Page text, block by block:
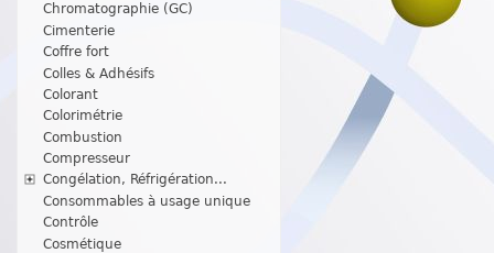
Chromatographie (GC)
Cimenterie
Coffre fort
Colles & Adhésifs
Colorant
Colorimétrie
Combustion
Compresseur
Congélation, Réfrigération...
Consommables à usage unique
Contrôle
Cosmétique